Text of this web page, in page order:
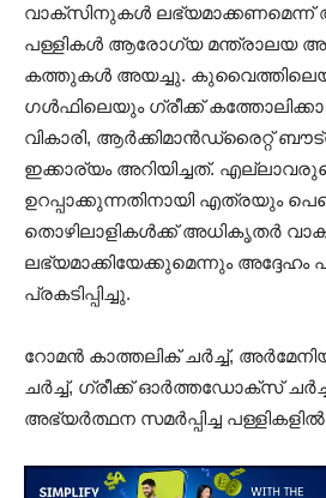
വാക്സിനുകൾ ലഭ്യമാക്കണമെന്ന്
പള്ളികൾ ആരോഗ്യ മന്ത്രാലയ
കത്തുകൾ അയച്ചു.
ഗൾഫിലെയും ഗ്രീക്ക് കത്തോലിക്കാ
വികാരി, ആർക്കിമാൻഡ്രൈറ്റ്
ഇക്കാര്യം അറിയിച്ചത്.
ഉറപ്പാക്കുന്നതിനായി എത്രയും
തൊഴിലാളികൾക്ക് അധികൃതർ
ലഭ്യമാക്കിയേക്കുമെന്നും
പ്രകടിപ്പിച്ചു.
റോമൻ കാത്തലിക് ചർച്ച്,
ചർച്ച്, ഗ്രീക്ക് ഓർത്തഡോക്സ്
അഭ്യർത്ഥന സമർപ്പിച്ച